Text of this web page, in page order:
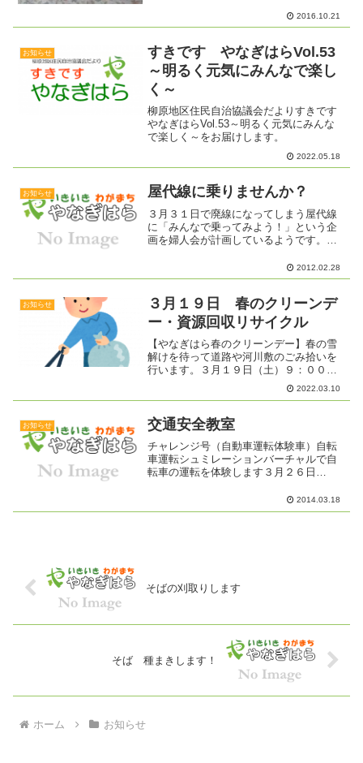
いう間にテーブルがいっぱいになりまし
た。そろそろ歌の時間にしましょうか
2016.10.21
お知らせ
すきです やなぎはらVol.53
～明るく元気にみんなで楽し
く～
柳原地区住民自治協議会だよりすきです
やなぎはらVol.53～明るく元気にみんな
で楽しく～をお届けします。
2022.05.18
お知らせ 屋代線に乗りませんか？
３月３１日で廃線になってしまう屋代線
に「みんなで乗ってみよう！」という企
画を婦人会が計画しているようです。＜
原駅発―須坂駅―屋代駅―長野駅（解
散）一応、長野駅で解散となっています
2012.02.28
お知らせ
３月１９日 春のクリーンデ
ー・資源回収リサイクル
【やなぎはら春のクリーンデー】春の雪
解けを待って道路や河川敷のごみ拾いを
行います。３月１９日（土）９：００
～ （小雨決行）集合場所 柳原総合市
民センター ・村山地区の方 村
さみ（ある方）、レジ...
2022.03.10
お知らせ 交通安全教室
チャレンジ号（自動車運転体験車）自転
車運転シュミレーションバーチャルで自
転車の運転を体験します３月２６日
ホール３月２６日自転車安全教室「高齢
者交通安全モデル地区」として、いろい
2014.03.18
そばの刈取りします
そば 種まきします！
ホーム お知らせ